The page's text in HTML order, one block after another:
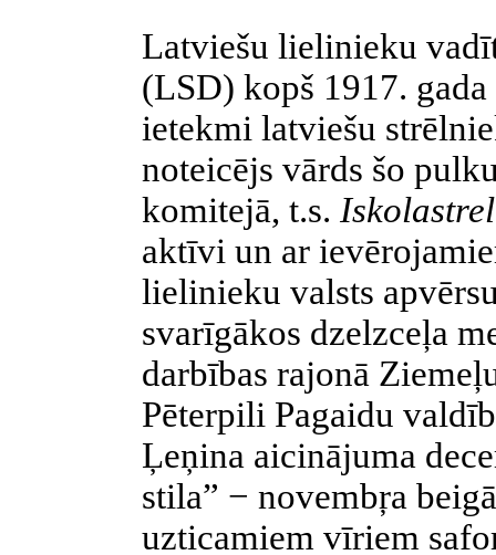
Latviešu lielinieku
(LSD) kopš 1917.
ietekmi latviešu
noteicējs vārds šo
komitejā, t.s.
aktīvi un ar
lielinieku valsts
svarīgākos dzelzceļa
darbības rajonā
Pēterpili Pagaidu
Ļeņina aicinājuma
stila” − novembŗa
uzticamiem vīriem